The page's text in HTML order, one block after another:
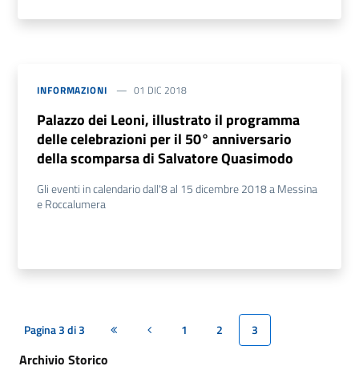
INFORMAZIONI 01 DIC 2018
Palazzo dei Leoni, illustrato il programma
delle celebrazioni per il 50° anniversario
della scomparsa di Salvatore Quasimodo
Gli eventi in calendario dall'8 al 15 dicembre 2018 a Messina
e Roccalumera
Pagina 3 di 3 Prima paginaPagina precedente
1 2 3
Archivio Storico